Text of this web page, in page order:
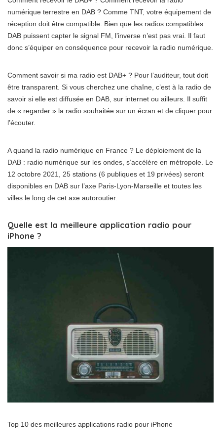
numérique terrestre en DAB ? Comme TNT, votre équipement de
réception doit être compatible. Bien que les radios compatibles
DAB puissent capter le signal FM, l’inverse n’est pas vrai. Il faut
donc s’équiper en conséquence pour recevoir la radio numérique.
Comment savoir si ma radio est DAB+ ? Pour l’auditeur, tout doit
être transparent. Si vous cherchez une chaîne, c’est à la radio de
savoir si elle est diffusée en DAB, sur internet ou ailleurs. Il suffit
de « regarder » la radio souhaitée sur un écran et de cliquer pour
l’écouter.
A quand la radio numérique en France ? Le déploiement de la
DAB : radio numérique sur les ondes, s’accélère en métropole. Le
12 octobre 2021, 25 stations (6 publiques et 19 privées) seront
disponibles en DAB sur l’axe Paris-Lyon-Marseille et toutes les
villes le long de cet axe autoroutier.
Quelle est la meilleure application radio pour
iPhone ?
Top 10 des meilleures applications radio pour iPhone